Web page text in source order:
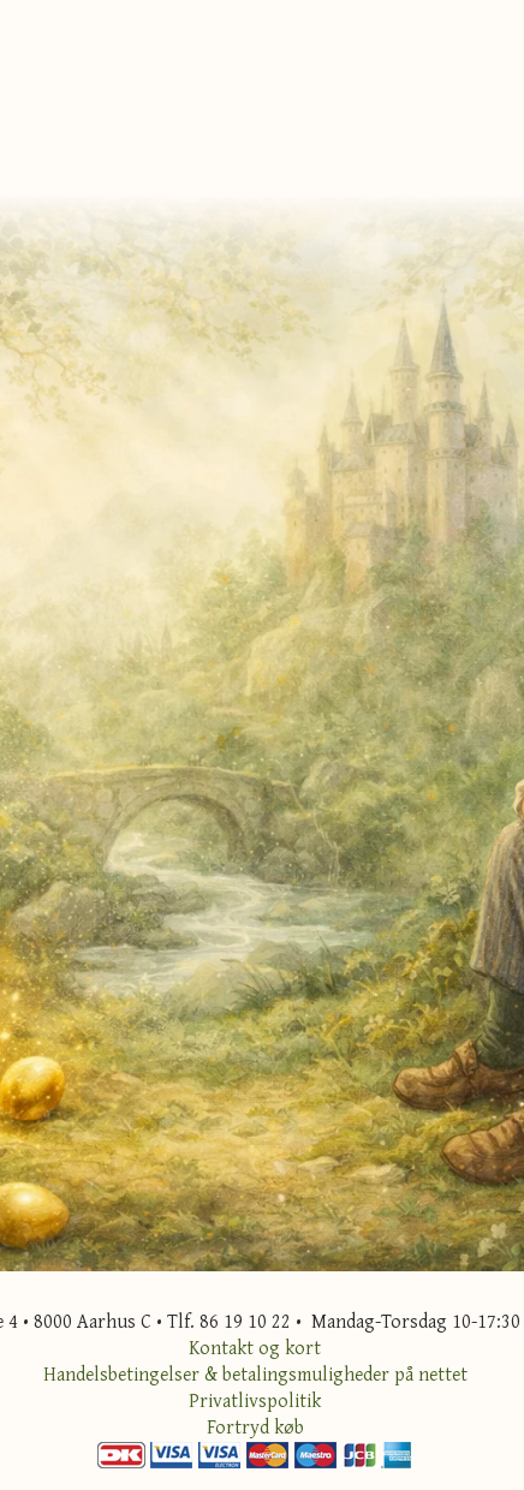
• 8000 Aarhus C • Tlf. 86 19 10 22 • Mandag-Torsdag 10-
Kontakt og kort
Handelsbetingelser & betalingsmuligheder på nettet
Privatlivspolitik
Fortryd køb